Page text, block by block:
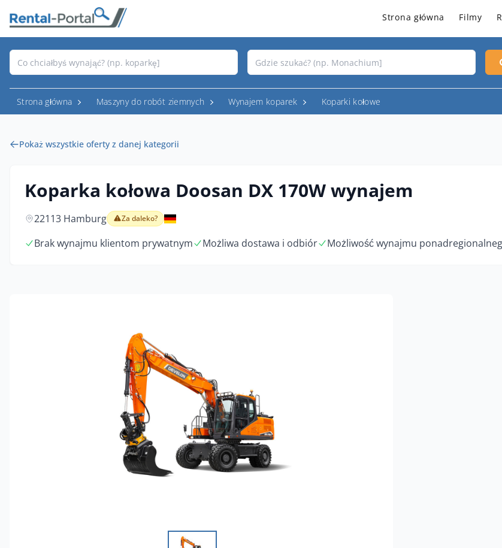
Strona główna Filmy
Strona główna Maszyny do robót ziemnych Wynajem koparek Koparki kołowe
Pokaż wszystkie oferty z danej kategorii
Koparka kołowa Doosan DX 170W wynajem
22113 Hamburg Za daleko?
Brak wynajmu klientom prywatnym Możliwa dostawa i odbiór Możliwość wynajmu